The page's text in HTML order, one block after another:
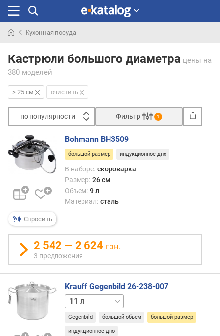
раньше
Кухонная посуда
Кастрюли большого диаметра цены на
380 моделей
> 25 см очистить
по популярности
п
о
п
у
я
р
о
д
е
Фильтр 1
Спросить
Bohmann BH3509
большой размер индукционное дно
В наборе: скороварка
Размер: 26 см
Объем: 9 л
Материал: сталь
2 542 — 2 624 грн.
3 предложения
Krauff Gegenbild 26-238-007
9 л13.5 л 17 л
Gegenbild большой обьем большой размер
индукционное дно